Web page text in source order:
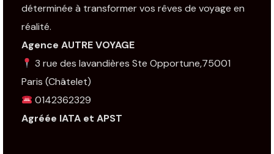
déterminée à transformer vos rêves de voyage en
réalité.
Agence AUTRE VOYAGE
3 rue des lavandières Ste Opportune,75001
Paris (Châtelet)
0142362329
Agréée IATA et APST